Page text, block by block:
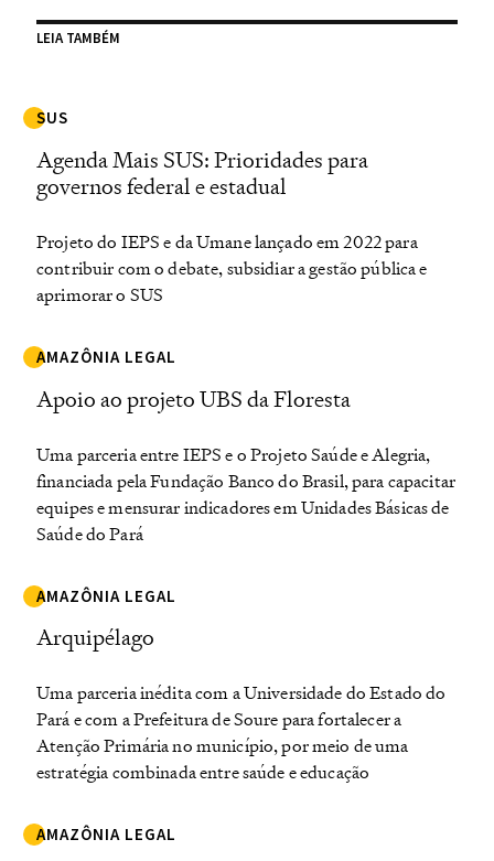
LEIA TAMBÉM
SUS
Agenda Mais SUS: Prioridades para
governos federal e estadual
Projeto do IEPS e da Umane lançado em 2022 para
contribuir com o debate, subsidiar a gestão pública e
aprimorar o SUS
AMAZÔNIA LEGAL
Apoio ao projeto UBS da Floresta
Uma parceria entre IEPS e o Projeto Saúde e Alegria,
financiada pela Fundação Banco do Brasil, para capacitar
equipes e mensurar indicadores em Unidades Básicas de
Saúde do Pará
AMAZÔNIA LEGAL
Arquipélago
Uma parceria inédita com a Universidade do Estado do
Pará e com a Prefeitura de Soure para fortalecer a
Atenção Primária no município, por meio de uma
estratégia combinada entre saúde e educação
AMAZÔNIA LEGAL